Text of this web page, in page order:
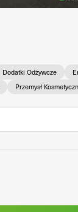
Dodatki Odżywcze
Przemysł